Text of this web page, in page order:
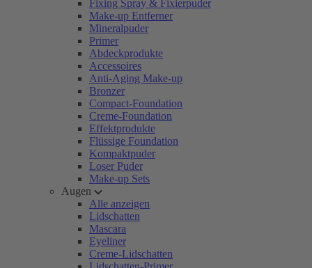
Fixing Spray & Fixierpuder
Make-up Entferner
Mineralpuder
Primer
Abdeckprodukte
Accessoires
Anti-Aging Make-up
Bronzer
Compact-Foundation
Creme-Foundation
Effektprodukte
Flüssige Foundation
Kompaktpuder
Loser Puder
Make-up Sets
Augen
Alle anzeigen
Lidschatten
Mascara
Eyeliner
Creme-Lidschatten